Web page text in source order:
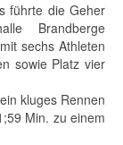
führte die Geher
Brandberge
sechs Athleten
sowie Platz vier
kluges Rennen
Min. zu einem